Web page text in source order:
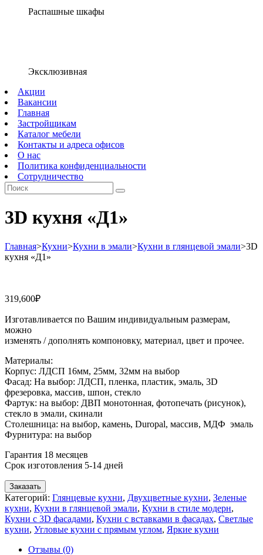
Распашные шкафы
Эксклюзивная
Акции
Вакансии
Главная
Застройщикам
Каталог мебели
Контакты и адреса офисов
О нас
Политика конфиденциальности
Сотрудничество
3D кухня «Д1»
Главная>Кухни>Кухни в эмали>Кухни в глянцевой эмали>3D
кухня «Д1»
319,600₽
Изготавливается по Вашим индивидуальным размерам,
можно
изменять / дополнять компоновку, материал, цвет и прочее.
Материалы:
Корпус: ЛДСП 16мм, 25мм, 32мм на выбор
Фасад: На выбор: ЛДСП, пленка, пластик, эмаль, 3D
фрезеровка, массив, шпон, стекло
Фартук: на выбор: ДВП монотонная, фотопечать (рисунок),
стекло в эмали, скинали
Столешница: на выбор, камень, Duropal, массив, МДФ эмаль
Фурнитура: на выбор
Гарантия 18 месяцев
Срок изготовления 5-14 дней
Заказать
Категорий: Глянцевые кухни, Двухцветные кухни, Зеленые
кухни, Кухни в глянцевой эмали, Кухни в стиле модерн,
Кухни с 3D фасадами, Кухни с вставками в фасадах, Светлые
кухни, Угловые кухни с прямым углом, Яркие кухни
Отзывы (0)